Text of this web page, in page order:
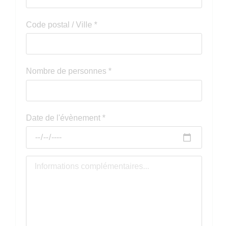
Code postal / Ville *
Nombre de personnes *
Date de l'évènement *